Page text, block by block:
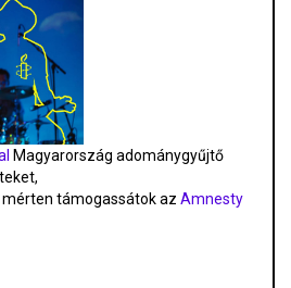
Magyarország adománygyűjtő
támogassátok az Amnesty